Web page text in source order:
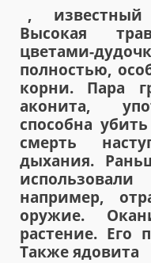
,
Высокая
цветами-
полностью,
корни. Пара
аконита,
способна
смерть
дыхания.
например,
оружие.
растение.
Также ядовита